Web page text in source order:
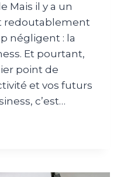
Mais il y a un
redoutablement
négligent : la
Et pourtant,
point de
et vos futurs
c’est…